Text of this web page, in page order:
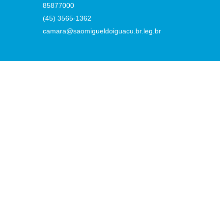
85877000
(45) 3565-1362
camara@saomigueldoiguacu.br.leg.br